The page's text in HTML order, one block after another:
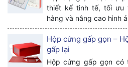
thiết kế tinh tế, tối ưu
hàng và nâng cao hình
Hộp cứng gấp gọn –
gấp lại
Hộp cứng gấp gọn có